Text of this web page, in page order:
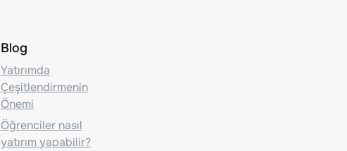
Blog
Yatırımda
Çeşitlendirmenin
Önemi
Öğrenciler nasıl
yatırım yapabilir?